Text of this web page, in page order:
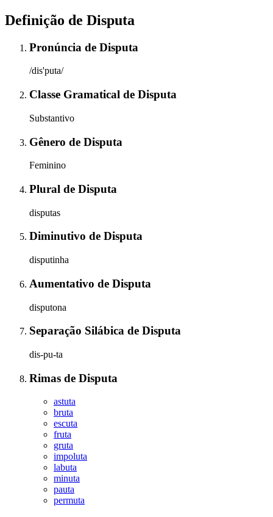
Definição de Disputa
Pronúncia de Disputa
/dis'puta/
Classe Gramatical de Disputa
Substantivo
Gênero de Disputa
Feminino
Plural de Disputa
disputas
Diminutivo de Disputa
disputinha
Aumentativo de Disputa
disputona
Separação Silábica de Disputa
dis-pu-ta
Rimas de Disputa
astuta
bruta
escuta
fruta
gruta
impoluta
labuta
minuta
pauta
permuta